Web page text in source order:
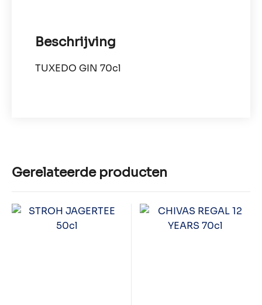
Beschrijving
TUXEDO GIN 70cl
Gerelateerde producten